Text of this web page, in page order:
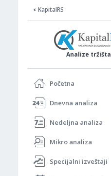
KapitalRS
Analize tržišta
Početna
Dnevna analiza
Nedeljna analiza
Mikro analiza
Specijalni izveštaji